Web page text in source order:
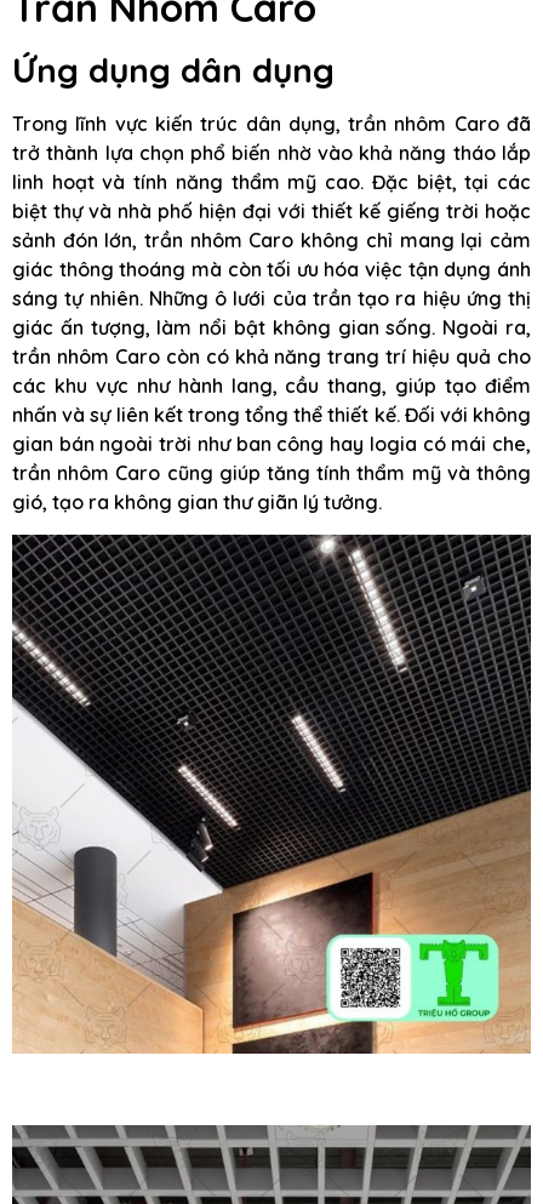
Ứng dụng dân dụng
Trong lĩnh vực kiến trúc dân dụng, trần nhôm Caro đã
trở thành lựa chọn phổ biến nhờ vào khả năng tháo lắp
linh hoạt và tính năng thẩm mỹ cao. Đặc biệt, tại các
biệt thự và nhà phố hiện đại với thiết kế giếng trời hoặc
sảnh đón lớn, trần nhôm Caro không chỉ mang lại cảm
giác thông thoáng mà còn tối ưu hóa việc tận dụng ánh
sáng tự nhiên. Những ô lưới của trần tạo ra hiệu ứng thị
giác ấn tượng, làm nổi bật không gian sống. Ngoài ra,
trần nhôm Caro còn có khả năng trang trí hiệu quả cho
các khu vực như hành lang, cầu thang, giúp tạo điểm
nhấn và sự liên kết trong tổng thể thiết kế. Đối với không
gian bán ngoài trời như ban công hay logia có mái che,
trần nhôm Caro cũng giúp tăng tính thẩm mỹ và thông
gió, tạo ra không gian thư giãn lý tưởng.